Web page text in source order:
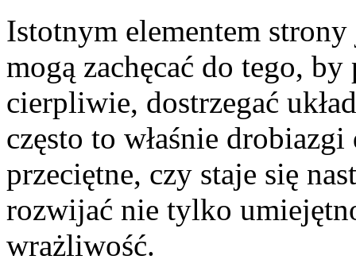
Istotnym elementem
mogą zachęcać do tego,
cierpliwie, dostrzegać
często to właśnie
przeciętne, czy staje się
rozwijać nie tylko
wrażliwość.